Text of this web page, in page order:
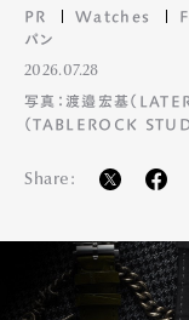
PR Watches
パン
2026.07.28
写真：渡邉宏基（
（TABLEROCK
Share: